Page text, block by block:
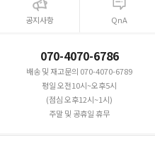
공지사항 QnA
070-4070-6786
배송 및 재고문의 070-4070-6789
평일 오전10시~오후5시
(점심 오후12시~1시)
주말 및 공휴일 휴무